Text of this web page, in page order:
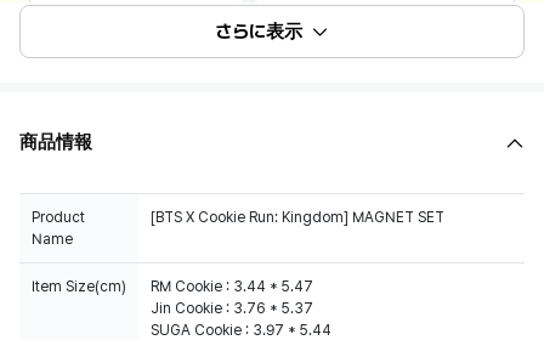
さらに表示
商品情報
Product
Name
[BTS X Cookie Run: Kingdom] MAGNET SET
Item Size(cm)
RM Cookie : 3.44 * 5.47
Jin Cookie : 3.76 * 5.37
SUGA Cookie : 3.97 * 5.44